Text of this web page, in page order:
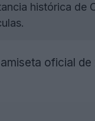
histórica de
oficial